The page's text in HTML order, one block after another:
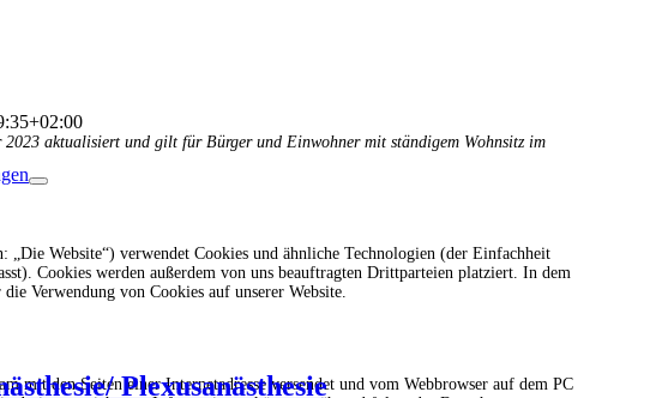
Plexusanästhesie
2023 aktualisiert und gilt für Bürger und Einwohner mit ständigem Wohnsitz im
„Die Website“) verwendet Cookies und ähnliche Technologien (der Einfachheit
Cookies werden außerdem von uns beauftragten Drittparteien platziert. In dem
Verwendung von Cookies auf unserer Website.
mit den Seiten einer Internetadresse versendet und vom Webbrowser auf dem PC